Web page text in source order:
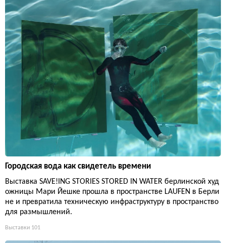
Городская вода как свидетель времени
Выставка SAVE!ING STORIES STORED IN WATER берлинской худ
ожницы Мари Йешке прошла в пространстве LAUFEN в Берли
не и превратила техническую инфраструктуру в пространство
для размышлений.
Выставки 101